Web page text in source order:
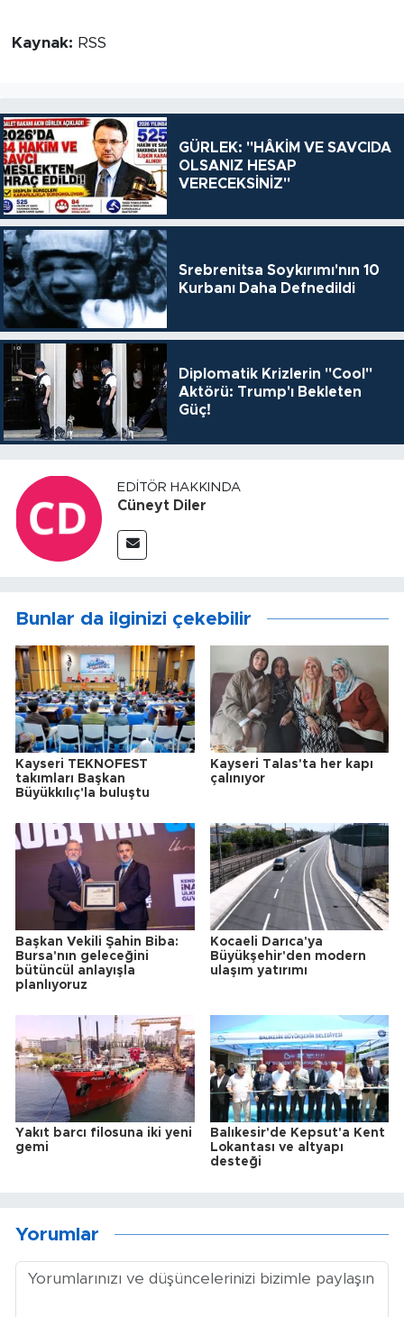
Kaynak: RSS
GÜRLEK: "HÂKİM VE SAVCIDA
OLSANIZ HESAP
VERECEKSİNİZ"
Srebrenitsa Soykırımı'nın 10
Kurbanı Daha Defnedildi
Diplomatik Krizlerin "Cool"
Aktörü: Trump'ı Bekleten
Güç!
EDITÖR HAKKINDA
Cüneyt Diler
Bunlar da ilginizi çekebilir
Kayseri TEKNOFEST
takımları Başkan
Büyükkılıç'la buluştu
Kayseri Talas'ta her kapı
çalınıyor
Başkan Vekili Şahin Biba:
Bursa'nın geleceğini
bütüncül anlayışla
planlıyoruz
Kocaeli Darıca'ya
Büyükşehir'den modern
ulaşım yatırımı
Yakıt barcı filosuna iki yeni
gemi
Balıkesir'de Kepsut'a Kent
Lokantası ve altyapı
desteği
Yorumlar